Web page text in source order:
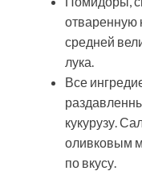
отваренную
средней
лука.
Все
кукурузу.
оливковым
по вкусу.